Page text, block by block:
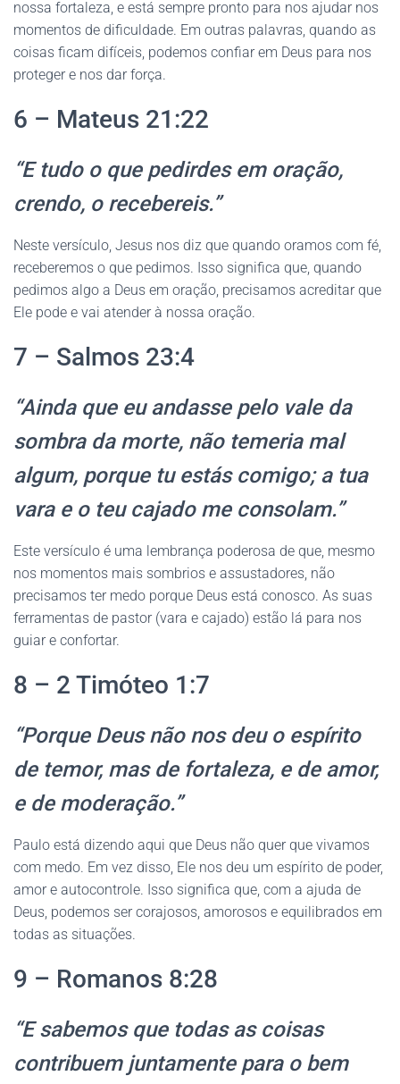
nossa fortaleza, e está sempre pronto para nos ajudar nos
momentos de dificuldade. Em outras palavras, quando as
coisas ficam difíceis, podemos confiar em Deus para nos
proteger e nos dar força.
6 – Mateus 21:22
“E tudo o que pedirdes em oração,
crendo, o recebereis.”
Neste versículo, Jesus nos diz que quando oramos com fé,
receberemos o que pedimos. Isso significa que, quando
pedimos algo a Deus em oração, precisamos acreditar que
Ele pode e vai atender à nossa oração.
7 – Salmos 23:4
“Ainda que eu andasse pelo vale da
sombra da morte, não temeria mal
algum, porque tu estás comigo; a tua
vara e o teu cajado me consolam.”
Este versículo é uma lembrança poderosa de que, mesmo
nos momentos mais sombrios e assustadores, não
precisamos ter medo porque Deus está conosco. As suas
ferramentas de pastor (vara e cajado) estão lá para nos
guiar e confortar.
8 – 2 Timóteo 1:7
“Porque Deus não nos deu o espírito
de temor, mas de fortaleza, e de amor,
e de moderação.”
Paulo está dizendo aqui que Deus não quer que vivamos
com medo. Em vez disso, Ele nos deu um espírito de poder,
amor e autocontrole. Isso significa que, com a ajuda de
Deus, podemos ser corajosos, amorosos e equilibrados em
todas as situações.
9 – Romanos 8:28
“E sabemos que todas as coisas
contribuem juntamente para o bem